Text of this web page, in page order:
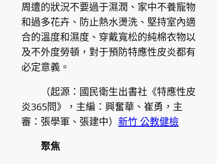
周遭的狀況不要過于濕潤、家中不養寵物
和過多花卉、防止熱水燙洗、堅持室內適
合的溫度和濕度、穿戴寬松的純棉衣物以
及不外度勞頓，對于預防特應性皮炎都有
必定意義。
（起源：國民衛生出書社《特應性皮
炎365問》，主編：興奮華、崔勇，主
審：張學軍、張建中） 新竹 公教健檢
聚焦